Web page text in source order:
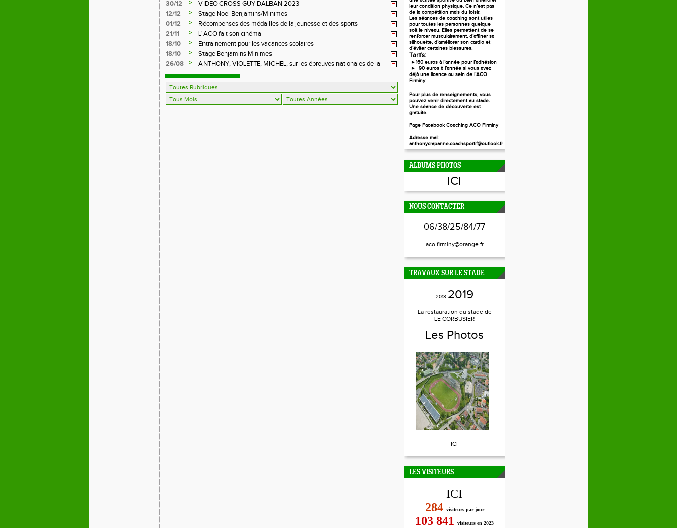
30/12
>
VIDEO CROSS GUY DALBAN 2023
12/12
>
Stage Noël Benjamins/Minimes
01/12
>
Récompenses des médailles de la jeunesse et des sports
21/11
>
L'ACO fait son cinéma
18/10
>
Entrainement pour les vacances scolaires
18/10
>
Stage Benjamins Minimes
26/08
>
ANTHONY, VIOLETTE, MICHEL, sur les épreuves nationales de la
leur condition physique. Ce n’est pas
de la compétition mais du loisir.
Les séances de coaching sont utiles
pour toutes les personnes quelque
soit le niveau. Elles permettent de se
renforcer musculairement, d’affiner sa
silhouette, d’améliorer son cardio et
d’éviter certaines blessures.
Tarifs:
►160 euros à l’année pour l’adhésion
► 90 euros à l’année si vous avez
déjà une licence au sein de l’ACO
Firminy
Pour plus de renseignements, vous
pouvez venir directement au stade.
Une séance de découverte est
gratuite.
Page Facebook Coaching ACO Firminy
Adresse mail:
anthonycrapanne.coachsportif@outlook.fr
ALBUMS PHOTOS
ICI
NOUS CONTACTER
06/38/25/84/77
aco.firminy@orange.fr
TRAVAUX SUR LE STADE
2013 2019
La restauration du stade de
LE CORBUSIER
Les Photos
ICI
LES VISITEURS
ICI
284 visiteurs par jour
103 841
visiteurs en 2023